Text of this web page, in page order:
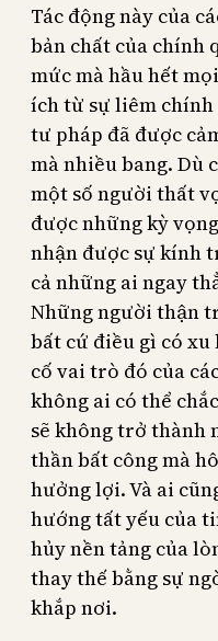
Tác động này của
bản chất của chính
mức mà hầu hết
ích từ sự liêm chính
tư pháp đã được
mà nhiều bang. Dù
một số người thất
được những kỳ
nhận được sự kính
cả những ai ngay
Những người thận
bất cứ điều gì có xu
cố vai trò đó của
không ai có thể
sẽ không trở thành
thần bất công mà
hưởng lợi. Và ai
hướng tất yếu của
hủy nền tảng của
thay thế bằng sự
khắp nơi.